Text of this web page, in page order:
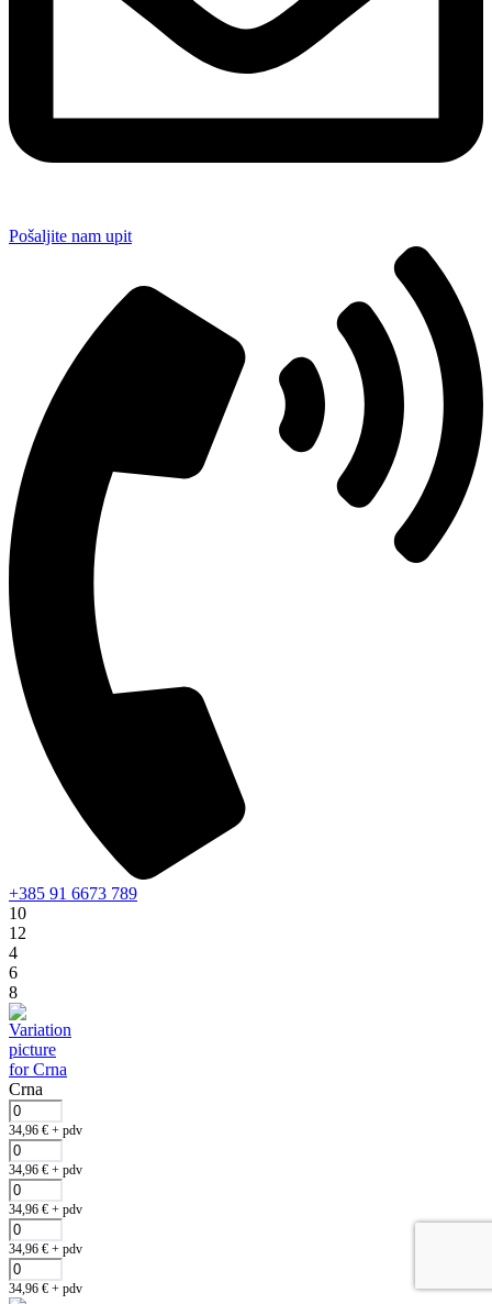
Pošaljite nam upit
+385 91 6673 789
10
12
4
6
8
Crna
34,96 € + pdv
34,96 € + pdv
34,96 € + pdv
34,96 € + pdv
34,96 € + pdv